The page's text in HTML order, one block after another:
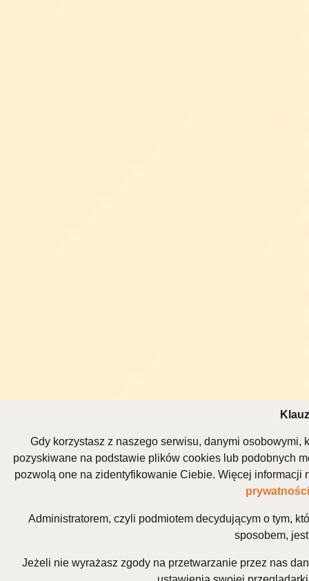
Gdy korzystasz z naszego serwisu, danymi osobowymi,
pozyskiwane na podstawie plików cookies lub podobnych
pozwolą one na zidentyfikowanie Ciebie. Więcej
prywatności
Administratorem, czyli podmiotem decydującym o tym,
sposobem,
Jeżeli nie wyrażasz zgody na przetwarzanie przez nas